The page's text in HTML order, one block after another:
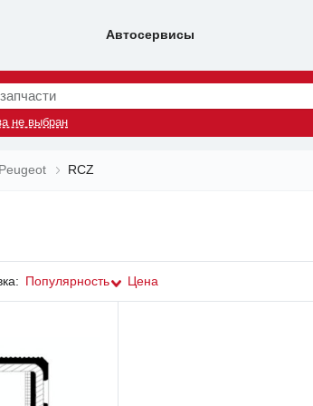
Автосервисы
не выбран
Peugeot RCZ
Популярность Цена